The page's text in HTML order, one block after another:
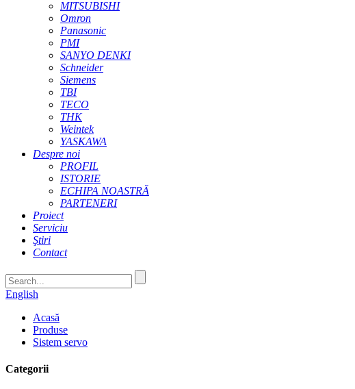
MITSUBISHI
Omron
Panasonic
PMI
SANYO DENKI
Schneider
Siemens
TBI
TECO
THK
Weintek
YASKAWA
Despre noi
PROFIL
ISTORIE
ECHIPA NOASTRĂ
PARTENERI
Proiect
Serviciu
Ştiri
Contact
English
Acasă
Produse
Sistem servo
Categorii